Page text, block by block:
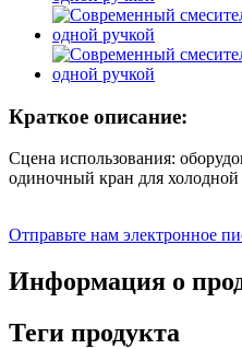
Краткое описание:
Сцена использования:
одиночный кран для
Отправьте нам электронное
Информация о
Теги продукта